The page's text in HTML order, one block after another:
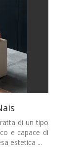
di un tipo
e capace di
estetica ...